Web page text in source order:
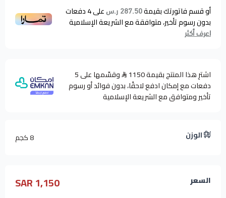
أو قسم فاتورتك بقيمة287.50 ر.س على4دفعات
بدون رسوم تأخير، متوافقة مع الشريعة الإسلامية
اعرف أكثر
اشترِ هذا المنتج بقيمة 1150
وقسّمها على 5
دفعات مع إمكان ادفع لاحقًا، بدون فوائد أو رسوم
تأخير ومتوافق مع الشريعة الإسلامية
الوزن 8 كجم
السعر 1,150 SAR